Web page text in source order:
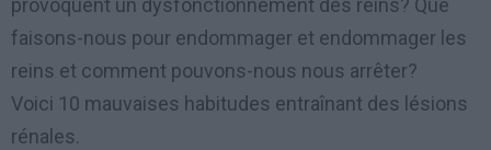
provoquent un dysfonctionnement des reins? Que
faisons-nous pour endommager et endommager les
reins et comment pouvons-nous nous arrêter?
Voici 10 mauvaises habitudes entraînant des lésions
rénales.